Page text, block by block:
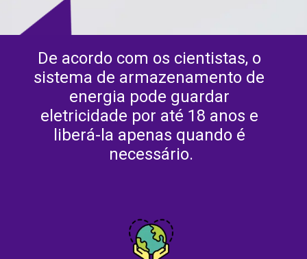
De acordo com os cientistas, o
sistema de armazenamento de
energia pode guardar
eletricidade por até 18 anos e
liberá-la apenas quando é
necessário.